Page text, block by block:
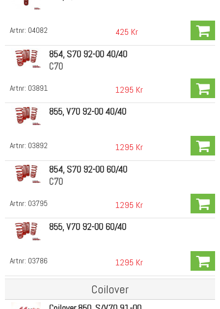
Artnr: 04082 425 Kr
Artnr: 03891
854, S70 92-00 40/40
C70
1295 Kr
Artnr: 03892
855, V70 92-00 40/40
1295 Kr
Artnr: 03795
854, S70 92-00 60/40
C70
1295 Kr
Artnr: 03786
855, V70 92-00 60/40
1295 Kr
Coilover